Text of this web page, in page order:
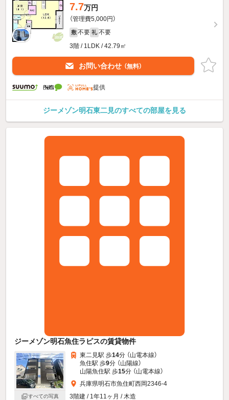
7.7万円
（管理費5,000円）
敷 不要 礼 不要
3階 / 1LDK / 42.79㎡
お問い合わせ （無料）
提供
ジーメゾン明石東二見のすべての部屋を見る
ジーメゾン明石魚住ラピスの賃貸物件
すべての写真
東二見駅 歩14分 （山電本線）
魚住駅 歩9分 （山陽線）
山陽魚住駅 歩15分 （山電本線）
兵庫県明石市魚住町西岡2346-4
3階建 / 1年11ヶ月 / 木造